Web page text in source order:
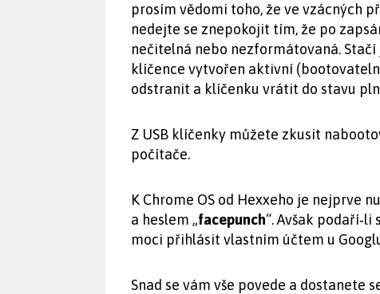
prosím vědomi toho, že ve vzácných
nedejte se znepokojit tím, že po
nečitelná nebo nezformátovaná.
klíčence vytvořen aktivní
odstranit a klíčenku vrátit do stavu
Z USB klíčenky můžete zkusit
počítače.
K Chrome OS od Hexxeho je nejprve
a heslem „facepunch“. Avšak
moci přihlásit vlastním účtem u
Snad se vám vše povede a dostanete